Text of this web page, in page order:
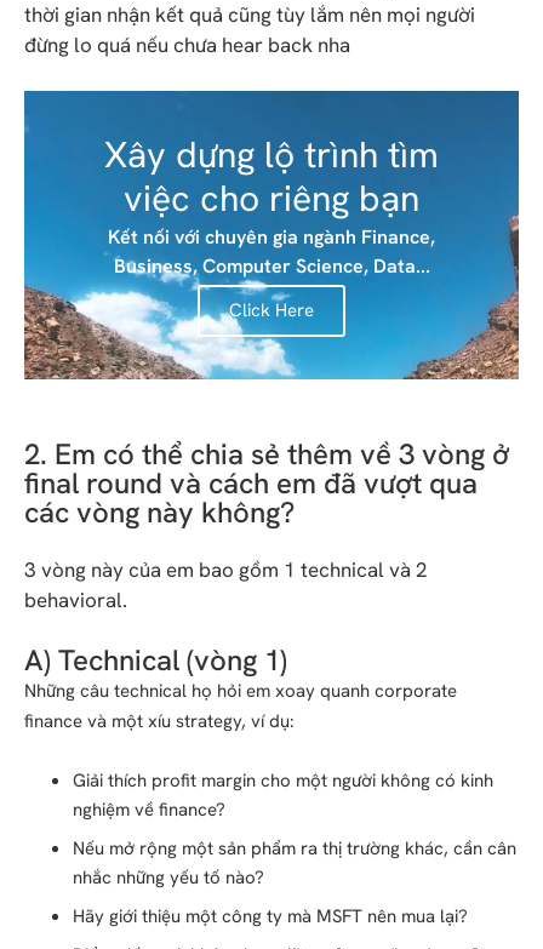
thời gian nhận kết quả cũng tùy lắm nên mọi người
đừng lo quá nếu chưa hear back nha
Xây dựng lộ trình tìm
việc cho riêng bạn
Kết nối với chuyên gia ngành Finance,
Business, Computer Science, Data...
Click Here
2. Em có thể chia sẻ thêm về 3 vòng ở
final round và cách em đã vượt qua
các vòng này không?
3 vòng này của em bao gồm 1 technical và 2
behavioral.
A) Technical (vòng 1)
Những câu technical họ hỏi em xoay quanh corporate
finance và một xíu strategy, ví dụ:
Giải thích profit margin cho một người không có kinh
nghiệm về finance?
Nếu mở rộng một sản phẩm ra thị trường khác, cần cân
nhắc những yếu tố nào?
Hãy giới thiệu một công ty mà MSFT nên mua lại?